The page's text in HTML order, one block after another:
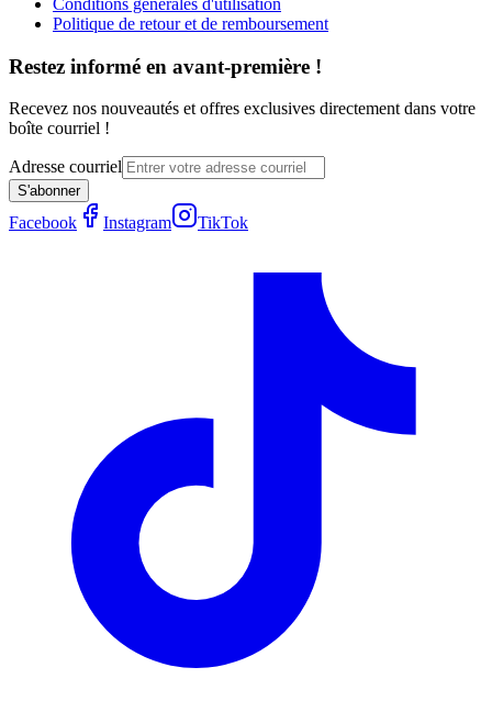
Conditions générales d'utilisation
Politique de retour et de remboursement
Restez informé en avant-première !
Recevez nos nouveautés et offres exclusives directement dans votre
boîte courriel !
Adresse courriel
S'abonner
Facebook Instagram TikTok